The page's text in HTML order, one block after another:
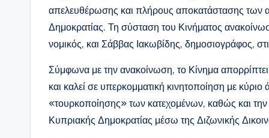
απελευθέρωσης και πλήρους αποκατάστασης των
Δημοκρατίας. Τη σύσταση του Κινήματος
νομικός, και Σάββας Ιακωβίδης, δημοσιογράφος,
Σύμφωνα με την ανακοίνωση, το Κίνημα απορρίπτει
και καλεί σε υπερκομματική κινητοποίηση με
«τουρκοποίησης» των κατεχομένων, καθώς και την
Κυπριακής Δημοκρατίας μέσω της Διζωνικής